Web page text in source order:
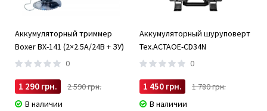
Аккумуляторный триммер
Boxer BX-141 (2×2.5А/24В + ЗУ)
0
1 290 грн.
2 590 грн.
В наличии
Аккумуляторный шуруповерт
Tex.ACTAOE-CD34N
0
1 450 грн.
1 780 грн.
В наличии